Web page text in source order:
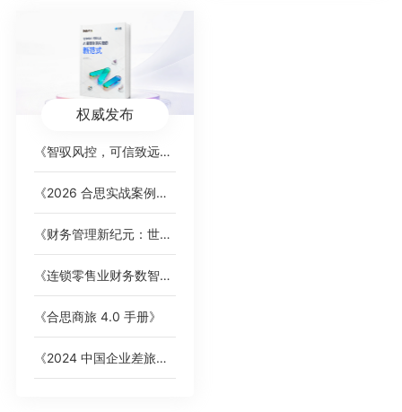
权威发布
《智驭风控，可信致远：AI 重塑财务内控的新范式》白皮书
《2026 合思实战案例集》，覆盖全行业标杆客户
《财务管理新纪元：世界一流企业的智能费控卓越之道》
《连锁零售业财务数智化趋势洞察》白皮书
《合思商旅 4.0 手册》
《2024 中国企业差旅管控分析报告》